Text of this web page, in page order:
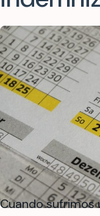
Cuando sufrimos